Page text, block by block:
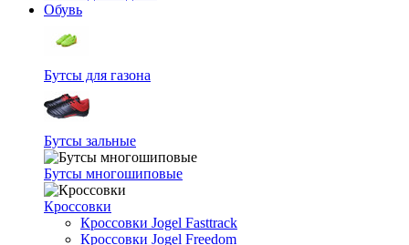
Обувь
Бутсы для газона
Бутсы зальные
Бутсы многошиповые
Кроссовки
Кроссовки Jogel Fasttrack
Кроссовки Jogel Freedom